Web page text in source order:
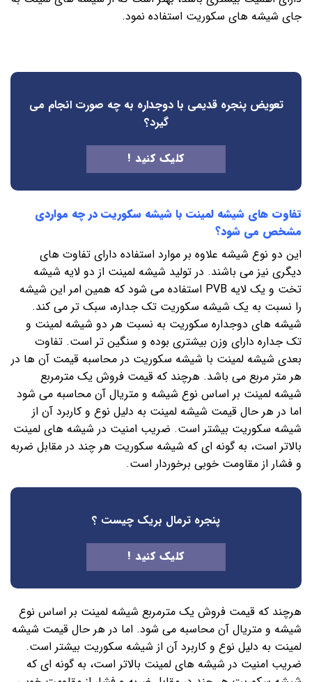
جای شیشه های سکوریت استفاده نمود.
تعویض پنجره قدیمی با دوجداره به چه صورت انجام می
گیرد؟
کلیک کنید !
تفاوت های شیشه لمینت با شیشه سکوریت در چه مواردی
مشخص می شود؟
این دو نوع شیشه علاوه بر موارد استفاده دارای تفاوت های
دیگری نیز می باشند. در تولید شیشه لمینت از دو لایه شیشه
تخت و یک لایه PVB استفاده می شود که همین امر این شیشه
را نسبت به یک شیشه سکوریت تک جداره، سبک تر می کند.
شیشه های دوجداره سکوریت به نسبت هر دو شیشه لمینت و
تک جداره دارای وزن بیشتری بوده و سنگین تر است. تفاوت
بعدی شیشه لمینت با شیشه سکوریت در محاسبه قیمت آن ها در
هر متر مربع می باشد. هرچند که قیمت فروش یک مترمربع
شیشه لمینت بر اساس نوع شیشه و متریال آن محاسبه می شود
اما در هر حال قیمت شیشه لمینت به دلیل نوع و کاربرد آن از
شیشه سکوریت بیشتر است. ضریب امنیت در شیشه های لمینت
بالاتر است، به گونه ای که شیشه سکوریت هر چند در مقابل ضربه
و فشار از مقاومت خوبی برخوردار است.
پنجره ترمال بریک چیست ؟
کلیک کنید !
هرچند که قیمت فروش یک مترمربع شیشه لمینت بر اساس نوع
شیشه و متریال آن محاسبه می شود. اما در هر حال قیمت شیشه
لمینت به دلیل نوع و کاربرد آن از شیشه سکوریت بیشتر است.
ضریب امنیت در شیشه های لمینت بالاتر است، به گونه ای که